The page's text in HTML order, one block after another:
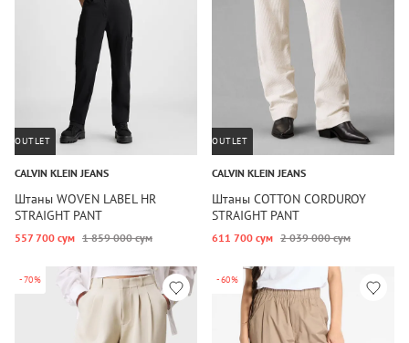
OUTLET
CALVIN KLEIN JEANS
Штаны WOVEN LABEL HR
STRAIGHT PANT
557 700 сум 1 859 000 сум
OUTLET
CALVIN KLEIN JEANS
Штаны COTTON CORDUROY
STRAIGHT PANT
611 700 сум 2 039 000 сум
-70% -60%